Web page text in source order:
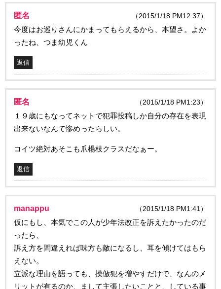
匿名 （2015/1/18 PM12:37）
今度はお巡りさんにかまってもらえるから、本望さ。よか
ったね、つま幼児くん
返信
匿名 （2015/1/18 PM1:23）
１９歳にもなってネットで犯罪投稿しか自分の存在を表現
出来ないなんて惨めったらしい。
コイツ絶対あそこも爪楊枝クラスだなぁー。
返信
manappu （2015/1/18 PM1:41）
仮にもし、本気でこの人が少年法改正を訴えたかったのだ
ったら、
訴え方を間違えれば味方も敵になるし、耳を傾けてはもら
えない。
立派な理由を語っても、摸倣犯を増やすだけで、なんのメ
リットが有るのか、まして主張したいことと、している事